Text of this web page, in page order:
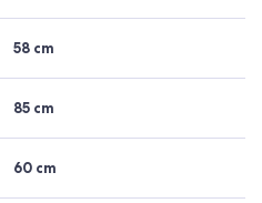
58 cm
85 cm
60 cm